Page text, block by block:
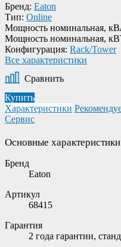
Бренд: Eaton
Тип: Online
Мощность номинальная,
Мощность номинальная,
Конфигурация: Rack/Tower
Все характеристики
Сравнить
Купить
Характеристики
Сервис
Основные характеристики
Бренд
Eaton
Артикул
68415
Гарантия
2 года гарантии,